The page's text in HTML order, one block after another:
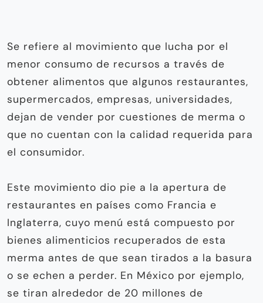
Se refiere al movimiento que lucha por el
menor consumo de recursos a través de
obtener alimentos que algunos restaurantes,
supermercados, empresas, universidades,
dejan de vender por cuestiones de merma o
que no cuentan con la calidad requerida para
el consumidor.
Este movimiento dio pie a la apertura de
restaurantes en países como Francia e
Inglaterra, cuyo menú está compuesto por
bienes alimenticios recuperados de esta
merma antes de que sean tirados a la basura
o se echen a perder. En México por ejemplo,
se tiran alrededor de 20 millones de